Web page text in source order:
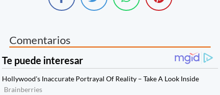
Comentarios